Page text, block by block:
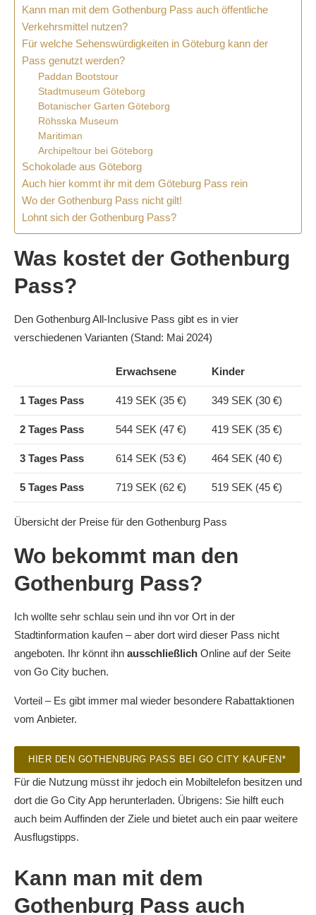
Kann man mit dem Gothenburg Pass auch öffentliche
Verkehrsmittel nutzen?
Für welche Sehenswürdigkeiten in Göteburg kann der
Pass genutzt werden?
Paddan Bootstour
Stadtmuseum Göteborg
Botanischer Garten Göteborg
Röhsska Museum
Maritiman
Archipeltour bei Göteborg
Schokolade aus Göteborg
Auch hier kommt ihr mit dem Göteburg Pass rein
Wo der Gothenburg Pass nicht gilt!
Lohnt sich der Gothenburg Pass?
Was kostet der Gothenburg
Pass?
Den Gothenburg All-Inclusive Pass gibt es in vier
verschiedenen Varianten (Stand: Mai 2024)
Erwachsene Kinder
1 Tages Pass 419 SEK (35 €) 349 SEK (30 €)
2 Tages Pass 544 SEK (47 €) 419 SEK (35 €)
3 Tages Pass 614 SEK (53 €) 464 SEK (40 €)
5 Tages Pass 719 SEK (62 €) 519 SEK (45 €)
Übersicht der Preise für den Gothenburg Pass
Wo bekommt man den
Gothenburg Pass?
Ich wollte sehr schlau sein und ihn vor Ort in der
Stadtinformation kaufen – aber dort wird dieser Pass nicht
angeboten. Ihr könnt ihn ausschließlich Online auf der Seite
von Go City buchen.
Vorteil – Es gibt immer mal wieder besondere Rabattaktionen
vom Anbieter.
HIER DEN GOTHENBURG PASS BEI GO CITY KAUFEN*
Für die Nutzung müsst ihr jedoch ein Mobiltelefon besitzen und
dort die Go City App herunterladen. Übrigens: Sie hilft euch
auch beim Auffinden der Ziele und bietet auch ein paar weitere
Ausflugstipps.
Kann man mit dem
Gothenburg Pass auch